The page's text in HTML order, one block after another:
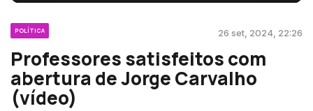
POLÍTICA 26 set, 2024, 22:26
Professores satisfeitos com
abertura de Jorge Carvalho
(vídeo)